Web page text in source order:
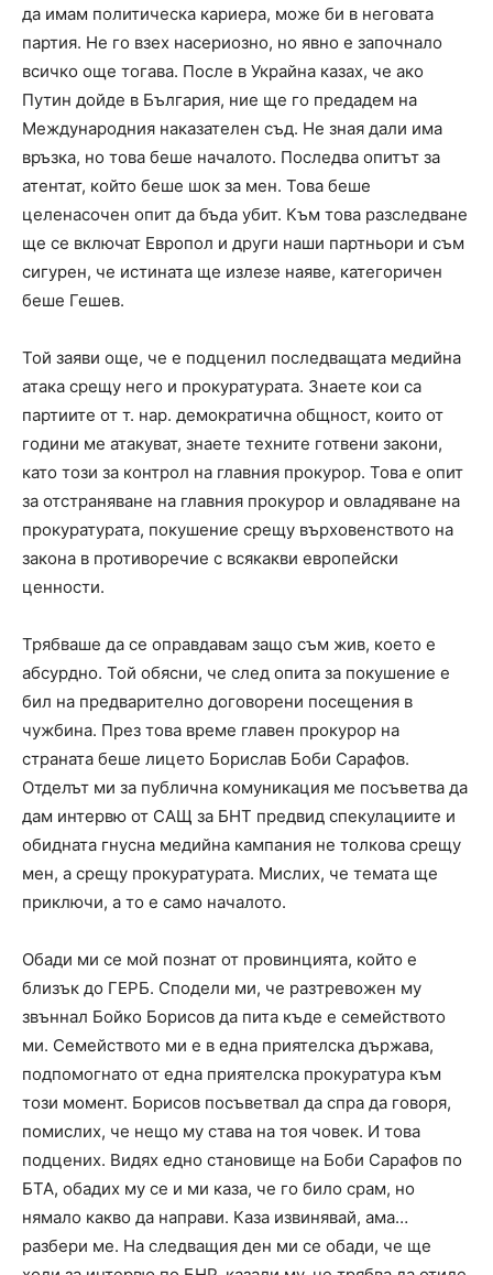
да имам политическа кариера, може би в неговата
партия. Не го взех насериозно, но явно е започнало
всичко още тогава. После в Украйна казах, че ако
Путин дойде в България, ние ще го предадем на
Международния наказателен съд. Не зная дали има
връзка, но това беше началото. Последва опитът за
атентат, който беше шок за мен. Това беше
целенасочен опит да бъда убит. Към това разследване
ще се включат Европол и други наши партньори и съм
сигурен, че истината ще излезе наяве, категоричен
беше Гешев.
Той заяви още, че е подценил последващата медийна
атака срещу него и прокуратурата. Знаете кои са
партиите от т. нар. демократична общност, които от
години ме атакуват, знаете техните готвени закони,
като този за контрол на главния прокурор. Това е опит
за отстраняване на главния прокурор и овладяване на
прокуратурата, покушение срещу върховенството на
закона в противоречие с всякакви европейски
ценности.
Трябваше да се оправдавам защо съм жив, което е
абсурдно. Той обясни, че след опита за покушение е
бил на предварително договорени посещения в
чужбина. През това време главен прокурор на
страната беше лицето Борислав Боби Сарафов.
Отделът ми за публична комуникация ме посъветва да
дам интервю от САЩ за БНТ предвид спекулациите и
обидната гнусна медийна кампания не толкова срещу
мен, а срещу прокуратурата. Мислих, че темата ще
приключи, а то е само началото.
Обади ми се мой познат от провинцията, който е
близък до ГЕРБ. Сподели ми, че разтревожен му
звъннал Бойко Борисов да пита къде е семейството
ми. Семейството ми е в една приятелска държава,
подпомогнато от една приятелска прокуратура към
този момент. Борисов посъветвал да спра да говоря,
помислих, че нещо му става на тоя човек. И това
подцених. Видях едно становище на Боби Сарафов по
БТА, обадих му се и ми каза, че го било срам, но
нямало какво да направи. Каза извинявай, ама…
разбери ме. На следващия ден ми се обади, че ще